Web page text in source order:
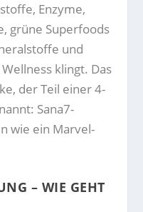
Enzyme,
grüne Superfoods
und
klingt. Das
der Teil einer 4-
Sana7-
wie ein Marvel-
– WIE GEHT